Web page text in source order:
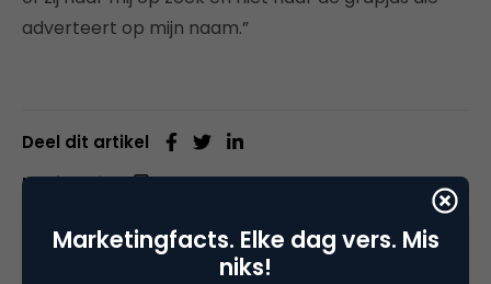
adverteert op mijn naam.”
Deel dit artikel
Kopieer link
Marketingfacts. Elke dag vers. Mis
niks!